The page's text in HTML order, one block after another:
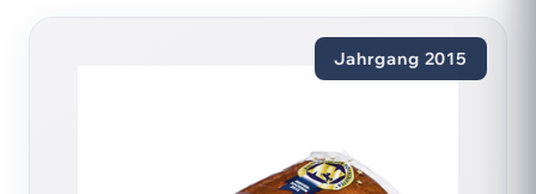
Jahrgang 2015